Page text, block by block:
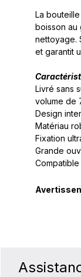
La
boisson au
nettoyage.
et garantit
Livré sans
volume de
Design
Matériau
Fixation
Grande